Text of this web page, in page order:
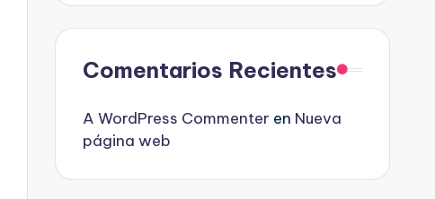
Comentarios Recientes
A WordPress Commenter en Nueva
página web